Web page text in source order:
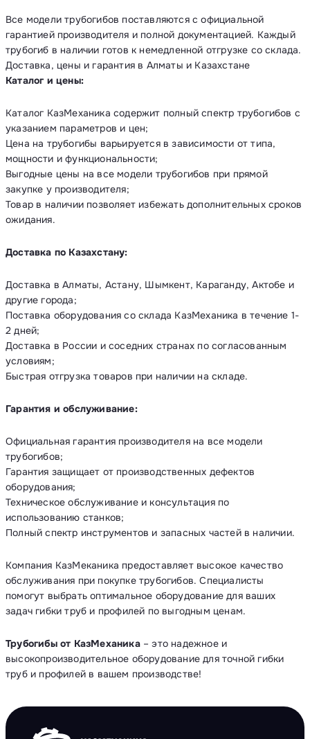
Все модели трубогибов поставляются с официальной
гарантией производителя и полной документацией. Каждый
трубогиб в наличии готов к немедленной отгрузке со склада.
Доставка, цены и гарантия в Алматы и Казахстане
Каталог и цены:
Каталог КазМеханика содержит полный спектр трубогибов с
указанием параметров и цен;
Цена на трубогибы варьируется в зависимости от типа,
мощности и функциональности;
Выгодные цены на все модели трубогибов при прямой
закупке у производителя;
Товар в наличии позволяет избежать дополнительных сроков
ожидания.
Доставка по Казахстану:
Доставка в Алматы, Астану, Шымкент, Караганду, Актобе и
другие города;
Поставка оборудования со склада КазМеханика в течение 1-
2 дней;
Доставка в России и соседних странах по согласованным
условиям;
Быстрая отгрузка товаров при наличии на складе.
Гарантия и обслуживание:
Официальная гарантия производителя на все модели
трубогибов;
Гарантия защищает от производственных дефектов
оборудования;
Техническое обслуживание и консультация по
использованию станков;
Полный спектр инструментов и запасных частей в наличии.
Компания КазМеканика предоставляет высокое качество
обслуживания при покупке трубогибов. Специалисты
помогут выбрать оптимальное оборудование для ваших
задач гибки труб и профилей по выгодным ценам.
Трубогибы от КазМеханика– это надежное и
высокопроизводительное оборудование для точной гибки
труб и профилей в вашем производстве!